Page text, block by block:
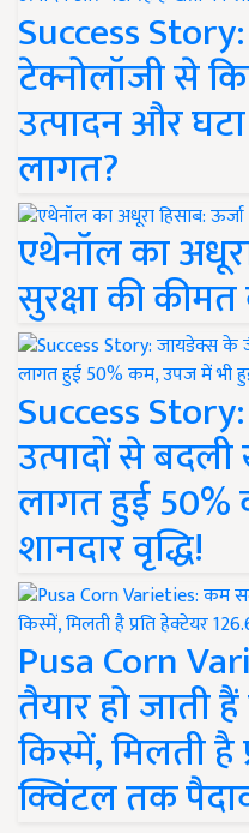
Success
टेक्नोलॉजी से
उत्पादन और
लागत?
एथेनॉल का
सुरक्षा की
Success
उत्पादों से
लागत हुई
शानदार वृद्धि!
Pusa Corn
तैयार हो जाती
किस्में, मिलती है
क्विंटल तक